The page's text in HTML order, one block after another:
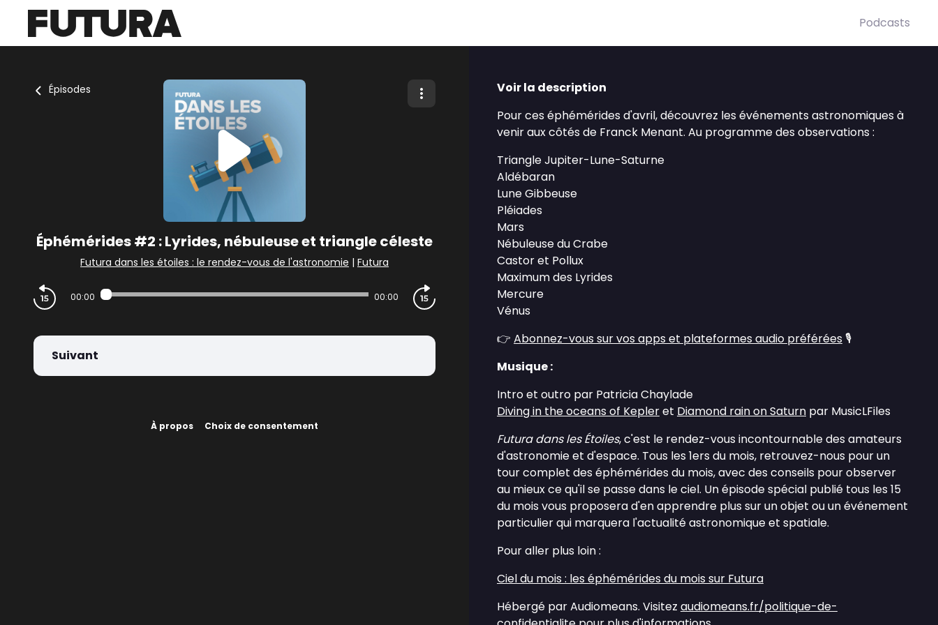
Podcasts
Épisodes
Éphémérides #2 : Lyrides, nébuleuse et triangle céleste
Futura dans les étoiles : le rendez-vous de l'astronomie | Futura
00:00 00:00
Suivant
À propos Choix de consentement
Voir la description
Pour ces éphémérides d'avril, découvrez les événements astronomiques à
venir aux côtés de Franck Menant. Au programme des observations :
Triangle Jupiter-Lune-Saturne
Aldébaran
Lune Gibbeuse
Pléiades
Mars
Nébuleuse du Crabe
Castor et Pollux
Maximum des Lyrides
Mercure
Vénus
👉 Abonnez-vous sur vos apps et plateformes audio préférées 🎙️
Musique :
Intro et outro par Patricia Chaylade
Diving in the oceans of Kepleret Diamond rain on Saturn par MusicLFiles
Futura dans les Étoiles, c'est le rendez-vous incontournable des amateurs
d'astronomie et d'espace. Tous les 1ers du mois, retrouvez-nous pour un
tour complet des éphémérides du mois, avec des conseils pour observer
au mieux ce qu'il se passe dans le ciel. Un épisode spécial publié tous les 15
du mois vous proposera d'en apprendre plus sur un objet ou un événement
particulier qui marquera l'actualité astronomique et spatiale.
Pour aller plus loin :
Ciel du mois : les éphémérides du mois sur Futura
Hébergé par Audiomeans. Visitez audiomeans.fr/politique-de-